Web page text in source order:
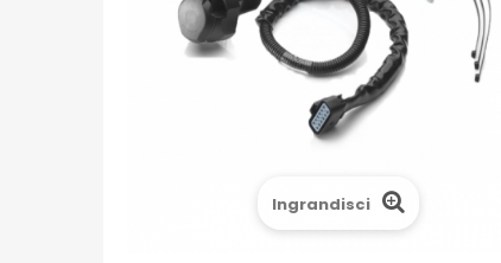
Ingrandisci